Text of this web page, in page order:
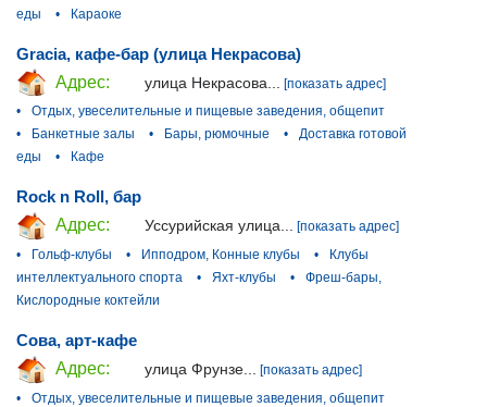
еды
• Караоке
Gracia, кафе-бар (улица Некрасова)
Адрес:
улица Некрасова...
[показать адрес]
•
Отдых, увеселительные и пищевые заведения, общепит
•
Банкетные залы • Бары, рюмочные •
Доставка готовой
еды
• Кафе
Rock n Roll, бар
Адрес:
Уссурийская улица... [показать адрес]
•
Гольф-клубы • Ипподром, Конные клубы •
Клубы
интеллектуального спорта
• Яхт-клубы •
Фреш-бары,
Кислородные коктейли
Сова, арт-кафе
Адрес:
улица Фрунзе...
[показать адрес]
•
Отдых, увеселительные и пищевые заведения, общепит